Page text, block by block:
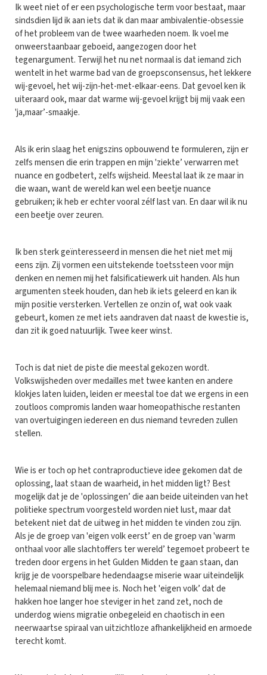
Ik weet niet of er een psychologische term voor bestaat, maar
sindsdien lijd ik aan iets dat ik dan maar ambivalentie-obsessie
of het probleem van de twee waarheden noem. Ik voel me
onweerstaanbaar geboeid, aangezogen door het
tegenargument. Terwijl het nu net normaal is dat iemand zich
wentelt in het warme bad van de groepsconsensus, het lekkere
wij-gevoel, het wij-zijn-het-met-elkaar-eens. Dat gevoel ken ik
uiteraard ook, maar dat warme wij-gevoel krijgt bij mij vaak een
'ja,maar’-smaakje.
Als ik erin slaag het enigszins opbouwend te formuleren, zijn er
zelfs mensen die erin trappen en mijn 'ziekte’ verwarren met
nuance en godbetert, zelfs wijsheid. Meestal laat ik ze maar in
die waan, want de wereld kan wel een beetje nuance
gebruiken; ik heb er echter vooral zélf last van. En daar wil ik nu
een beetje over zeuren.
Ik ben sterk geïnteresseerd in mensen die het niet met mij
eens zijn. Zij vormen een uitstekende toetssteen voor mijn
denken en nemen mij het falsificatiewerk uit handen. Als hun
argumenten steek houden, dan heb ik iets geleerd en kan ik
mijn positie versterken. Vertellen ze onzin of, wat ook vaak
gebeurt, komen ze met iets aandraven dat naast de kwestie is,
dan zit ik goed natuurlijk. Twee keer winst.
Toch is dat niet de piste die meestal gekozen wordt.
Volkswijsheden over medailles met twee kanten en andere
klokjes laten luiden, leiden er meestal toe dat we ergens in een
zoutloos compromis landen waar homeopathische restanten
van overtuigingen iedereen en dus niemand tevreden zullen
stellen.
Wie is er toch op het contraproductieve idee gekomen dat de
oplossing, laat staan de waarheid, in het midden ligt? Best
mogelijk dat je de 'oplossingen’ die aan beide uiteinden van het
politieke spectrum voorgesteld worden niet lust, maar dat
betekent niet dat de uitweg in het midden te vinden zou zijn.
Als je de groep van 'eigen volk eerst’ en de groep van 'warm
onthaal voor alle slachtoffers ter wereld’ tegemoet probeert te
treden door ergens in het Gulden Midden te gaan staan, dan
krijg je de voorspelbare hedendaagse miserie waar uiteindelijk
helemaal niemand blij mee is. Noch het 'eigen volk’ dat de
hakken hoe langer hoe steviger in het zand zet, noch de
underdog wiens migratie onbegeleid en chaotisch in een
neerwaartse spiraal van uitzichtloze afhankelijkheid en armoede
terecht komt.